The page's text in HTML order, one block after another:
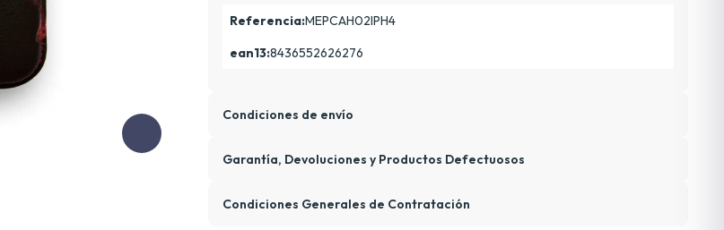
Referencia:MEPCAH02IPH4
ean13:8436552626276
Condiciones de envío
Garantía, Devoluciones y Productos Defectuosos
Condiciones Generales de Contratación